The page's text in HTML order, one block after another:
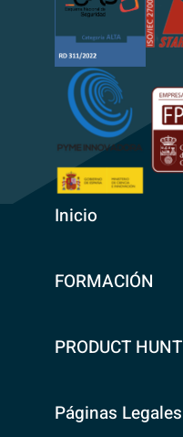
Inicio
FORMACIÓN
PRODUCT HUNT
Páginas Legales